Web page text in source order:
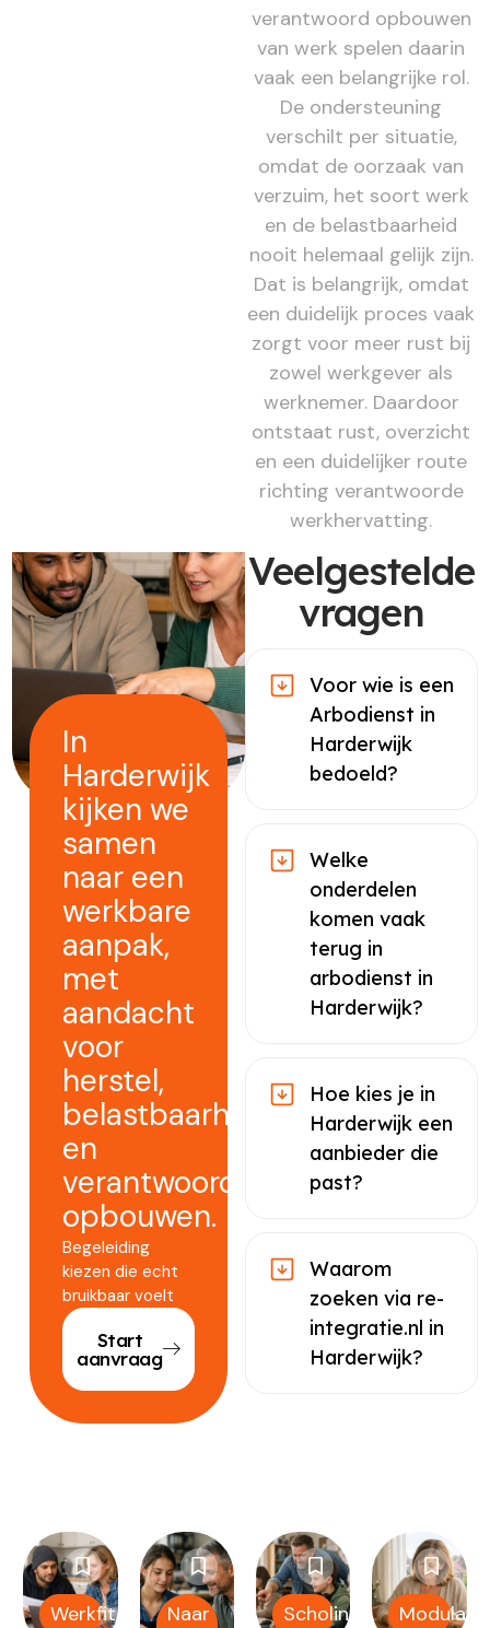
verantwoord opbouwen
van werk spelen daarin
vaak een belangrijke rol.
De ondersteuning
verschilt per situatie,
omdat de oorzaak van
verzuim, het soort werk
en de belastbaarheid
nooit helemaal gelijk zijn.
Dat is belangrijk, omdat
een duidelijk proces vaak
zorgt voor meer rust bij
zowel werkgever als
werknemer. Daardoor
ontstaat rust, overzicht
en een duidelijker route
richting verantwoorde
werkhervatting.
In
Harderwijk
kijken we
samen
naar een
werkbare
aanpak,
met
aandacht
voor
herstel,
belastbaarheid
en
verantwoord
opbouwen.
Begeleiding
kiezen die echt
bruikbaar voelt
Start
aanvraag
Veelgestelde
vragen
Voor wie is een
Arbodienst in
Harderwijk
bedoeld?
Welke
onderdelen
komen vaak
terug in
arbodienst in
Harderwijk?
Hoe kies je in
Harderwijk een
aanbieder die
past?
Waarom
zoeken via re-
integratie.nl in
Harderwijk?
Werkfit
Naar
Scholing Modulair